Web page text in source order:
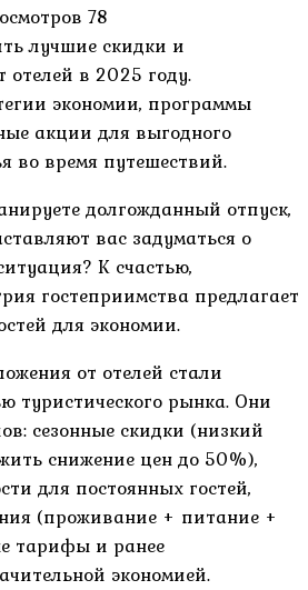
78
лучшие скидки и
отелей в 2025 году.
экономии, программы
акции для выгодного
во время путешествий.
долгожданный отпуск,
вас задуматься о
К счастью,
гостеприимства предлагает
для экономии.
от отелей стали
туристического рынка. Они
сезонные скидки (низкий
снижение цен до 50%),
для постоянных гостей,
(проживание + питание +
тарифы и ранее
экономией.